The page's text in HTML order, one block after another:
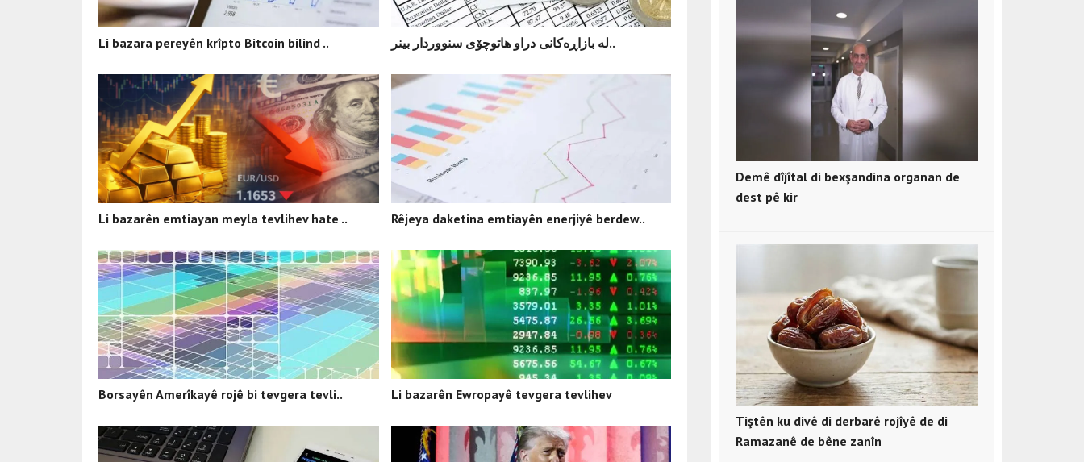
Li bazara pereyên krîpto Bitcoin bilind .. لە بازاڕەکانی دراو هاتوچۆی سنووردار بینر..
Li bazarên emtiayan meyla tevlihev hate .. Rêjeya daketina emtiayên enerjiyê berdew..
Borsayên Amerîkayê rojê bi tevgera tevli.. Li bazarên Ewropayê tevgera tevlihev
Demê dîjîtal di bexşandina organan de
dest pê kir
Tiştên ku divê di derbarê rojîyê de di
Ramazanê de bêne zanîn